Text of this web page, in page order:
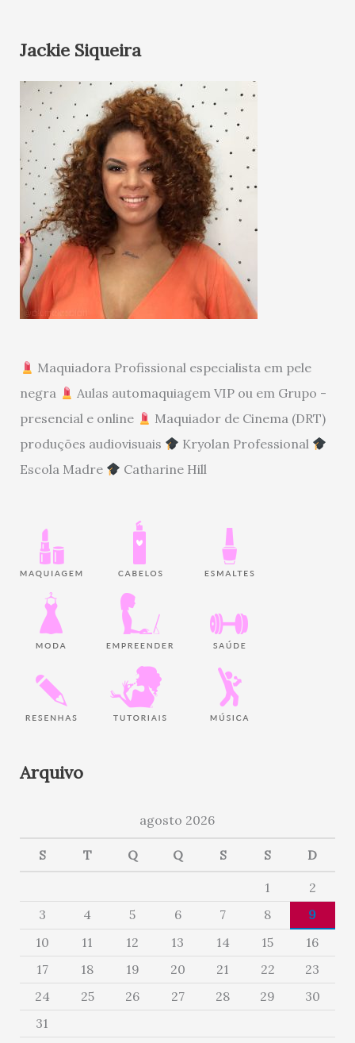
Jackie Siqueira
Maquiadora Profissional especialista em pele
negra
Aulas automaquiagem VIP ou em Grupo -
presencial e online
Maquiador de Cinema (DRT)
produções audiovisuais
Kryolan Professional
Escola Madre
Catharine Hill
Arquivo
agosto 2026
S T Q Q S S D
1
2
3
4 5 6 7 8
9
10
11 12 13 14 15
16
17
18 19 20 21 22
23
24
25 26 27 28 29
30
31